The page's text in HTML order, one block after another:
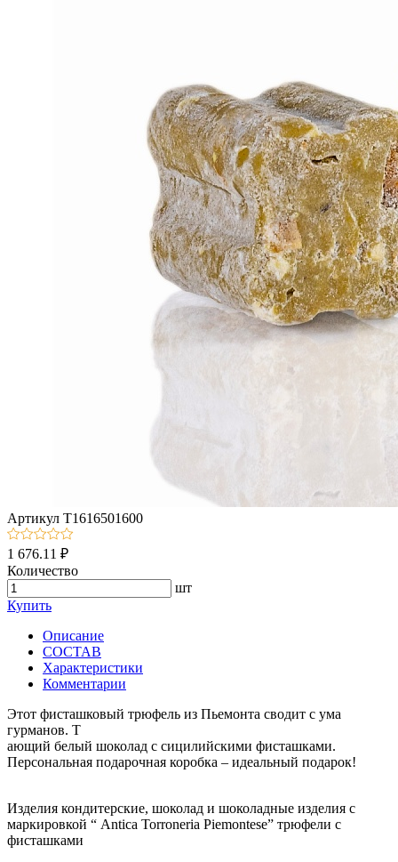
Артикул T1616501600
1 676.11 ₽
Количество
шт
Купить
Описание
СОСТАВ
Характеристики
Комментарии
Этот фисташковый трюфель из Пьемонта сводит с ума
гурманов. Т
ающий белый шоколад с сицилийскими фисташками.
Персональная подарочная коробка – идеальный подарок!
Изделия кондитерские, шоколад и шоколадные изделия с
маркировкой “ Antica Torroneria Piemontese” трюфели с
фисташками